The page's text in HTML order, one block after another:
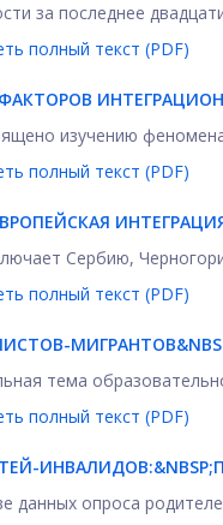
за последнее
полный текст (PDF)
изучению
полный текст (PDF)
Сербию,
полный текст (PDF)
тема
полный текст (PDF)
ИНВАЛИДОВ:&NBSP;
данных опроса